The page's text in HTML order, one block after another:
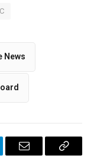
News
Email Copy